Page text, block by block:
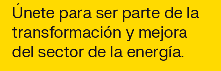
Únete para ser parte de la
transformación y mejora
del sector de la energía.